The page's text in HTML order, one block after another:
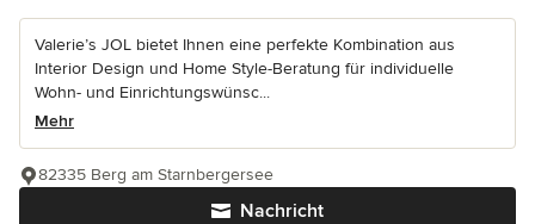
Valerie’s JOL bietet Ihnen eine perfekte Kombination aus
Interior Design und Home Style-Beratung für individuelle
Wohn- und Einrichtungswünsc...
Mehr
Nachricht
82335 Berg am Starnbergersee